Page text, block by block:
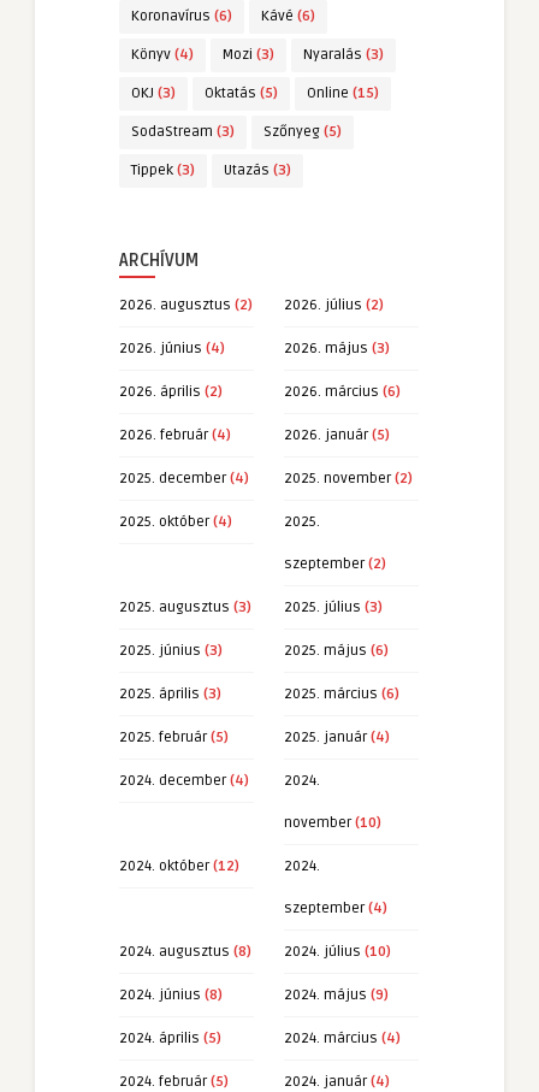
Koronavírus (6) Kávé (6)
Könyv (4) Mozi (3) Nyaralás (3)
OKJ (3) Oktatás (5) Online (15)
SodaStream (3) Szőnyeg (5)
Tippek (3) Utazás (3)
ARCHÍVUM
2026. augusztus (2) 2026. július (2)
2026. június (4) 2026. május (3)
2026. április (2) 2026. március (6)
2026. február(4) 2026. január(5)
2025. december(4) 2025. november(2)
2025. október(4) 2025.
szeptember(2)
2025. augusztus (3) 2025. július (3)
2025. június (3) 2025. május (6)
2025. április (3) 2025. március (6)
2025. február(5) 2025. január(4)
2024. december(4) 2024.
november(10)
2024. október(12) 2024.
szeptember(4)
2024. augusztus (8) 2024. július (10)
2024. június (8) 2024. május (9)
2024. április (5) 2024. március (4)
2024. február(5) 2024. január(4)